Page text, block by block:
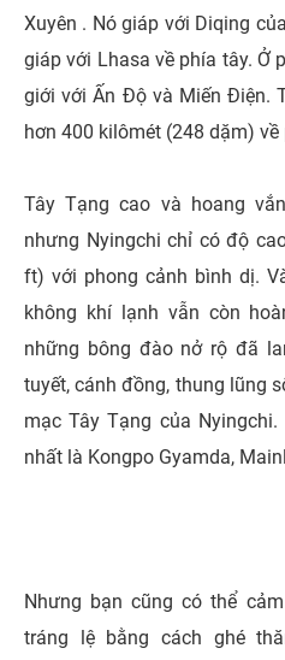
Xuyên . Nó giáp với Diqing
giáp với Lhasa về phía tây. Ở
giới với Ấn Độ và Miến Điện.
hơn 400 kilômét (248 dặm) về
Tây Tạng cao và hoang
nhưng Nyingchi chỉ có độ
ft) với phong cảnh bình dị.
không khí lạnh vẫn còn
những bông đào nở rộ đã
tuyết, cánh đồng, thung lũng
mạc Tây Tạng của
nhất là Kongpo Gyamda,
Nhưng bạn cũng có thể
tráng lệ bằng cách ghé